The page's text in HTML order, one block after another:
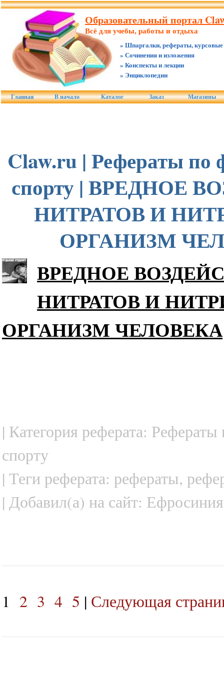
Образовательный портал
Всё для учебы, работы и отдыха
» Шпаргалки, рефераты, курсовые
» Сочинения и изложения
» Конспекты и лекции
» Энциклопедии
Главная В начало Каталог Заказ Магазины
Claw.ru | Рефераты по
спорту | ВРЕДНОЕ
НИТРАТОВ И
ОРГАНИЗМ
ВРЕДНОЕ
НИТРАТОВ И
ОРГАНИЗМ ЧЕЛОВЕКА
| Категория реферата:
спорту
| Теги реферата: рефераты,
| Добавил(а) на сайт:
1 2 3 4 5 | Следующая